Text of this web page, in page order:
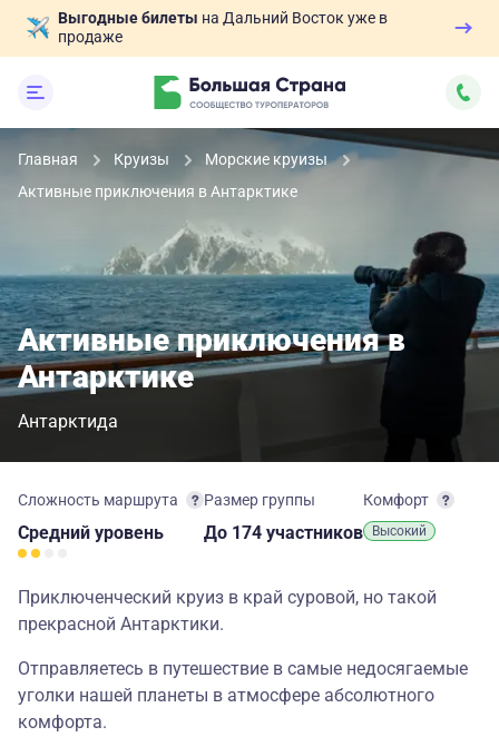
Выгодные билеты на Дальний Восток уже в
продаже
Главная Круизы
Морские круизы
Активные приключения в Антарктике
Активные приключения в
Антарктике
Антарктида
Сложность маршрута
Средний уровень
Комфорт
Высокий
Размер группы
до 174 участников
Приключенческий круиз в край суровой, но такой
прекрасной Антарктики.
Отправляетесь в путешествие в самые недосягаемые
уголки нашей планеты в атмосфере абсолютного
комфорта.